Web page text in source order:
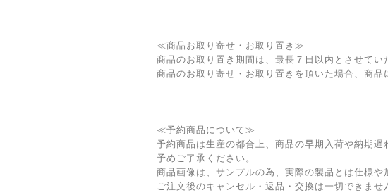
≪商品お取り寄せ・お取り置き≫
商品のお取り置き期間は、最長７日以内とさせてい
商品のお取り寄せ・お取り置きを頂いた場合、商
≪予約商品について≫
予約商品は生産の都合上、商品の早期入荷や納期遅
予めご了承ください。
商品画像は、サンプルの為、実際の製品とは仕様や
ご注文後のキャンセル・返品・交換は一切できませ